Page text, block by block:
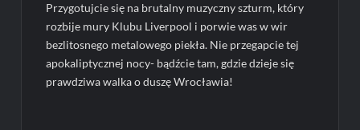
Przygotujcie się na brutalny muzyczny szturm, który
rozbije mury Klubu Liverpool i porwie was w wir
bezlitosnego metalowego piekła. Nie przegapcie tej
apokaliptycznej nocy- bądźcie tam, gdzie dzieje się
prawdziwa walka o duszę Wrocławia!